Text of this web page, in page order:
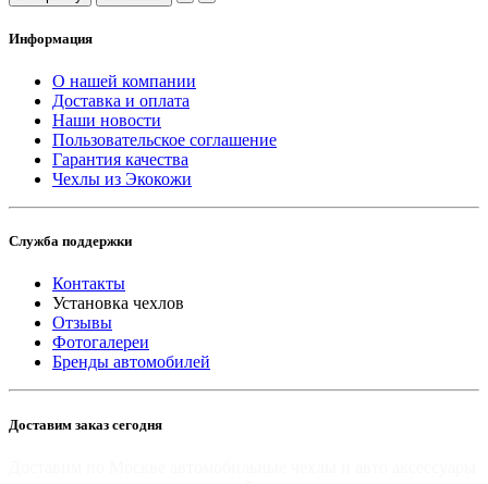
Информация
О нашей компании
Доставка и оплата
Наши новости
Пользовательское соглашение
Гарантия качества
Чехлы из Экокожи
Служба поддержки
Контакты
Установка чехлов
Отзывы
Фотогалереи
Бренды автомобилей
Доставим заказ сегодня